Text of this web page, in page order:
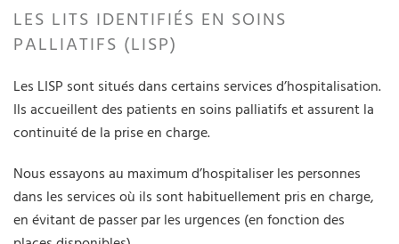
LES LITS IDENTIFIÉS EN SOINS
PALLIATIFS (LISP)
Les LISP sont situés dans certains services d’hospitalisation.
Ils accueillent des patients en soins palliatifs et assurent la
continuité de la prise en charge.
Nous essayons au maximum d’hospitaliser les personnes
dans les services où ils sont habituellement pris en charge,
en évitant de passer par les urgences (en fonction des